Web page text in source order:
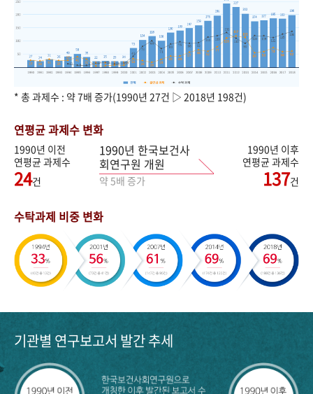
* 총 과제수 : 약 7배 증가(1990년 27건 ▷ 2018년 198건)
연평균 과제수 변화
1990년 이전
연평균 과제수
24건
1990년 한국보건사
회연구원 개원
약 5배 증가
1990년 이후
연평균 과제수
137건
수탁과제 비중 변화
기관별 연구보고서 발간 추세